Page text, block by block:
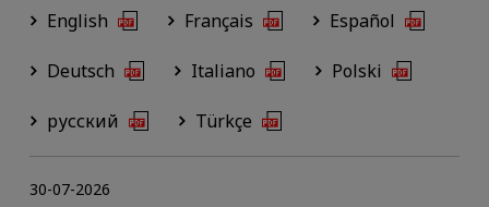
English Français Español
Deutsch Italiano Polski
русский Türkçe
30-07-2026